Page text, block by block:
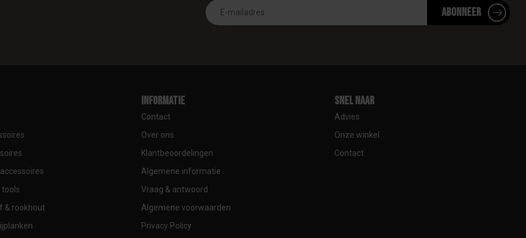
Abonneer
tools
& rookhout
Informatie
Contact
Over ons
Klantbeoordelingen
Algemene informatie
Vraag & antwoord
Algemene voorwaarden
Privacy Policy
Snel naar
Advies
Onze winkel
Contact